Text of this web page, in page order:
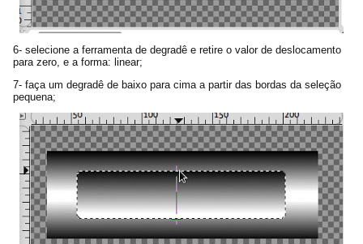
6- selecione a ferramenta de degradê e retire o valor de deslocamento
para zero, e a forma: linear;
7- faça um degradê de baixo para cima a partir das bordas da seleção
pequena;